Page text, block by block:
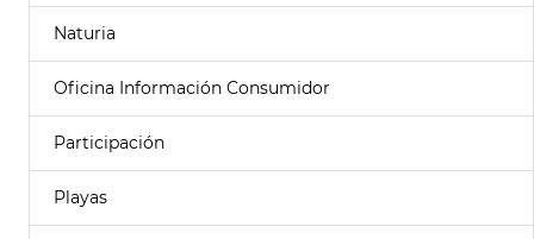
Naturia
Oficina Información Consumidor
Participación
Playas